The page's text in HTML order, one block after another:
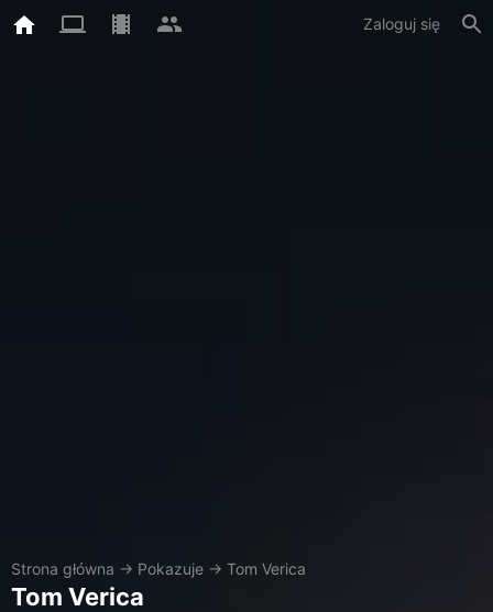
Zaloguj się
Strona główna → Pokazuje → Tom Verica
Tom Verica